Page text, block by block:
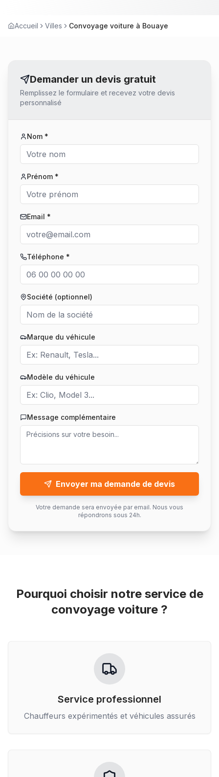
Accueil Villes Convoyage voiture à Bouaye
Demander un devis gratuit
Remplissez le formulaire et recevez votre devis
personnalisé
Nom *
Prénom *
Email *
Téléphone *
Société (optionnel)
Marque du véhicule
Modèle du véhicule
Message complémentaire
Envoyer ma demande de devis
Votre demande sera envoyée par email. Nous vous
répondrons sous 24h.
Pourquoi choisir notre service de
convoyage voiture ?
Service professionnel
Chauffeurs expérimentés et véhicules assurés